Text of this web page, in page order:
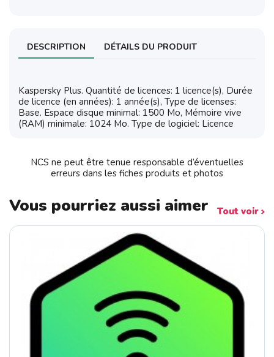
DESCRIPTION DÉTAILS DU PRODUIT
Kaspersky Plus. Quantité de licences: 1 licence(s), Durée
de licence (en années): 1 année(s), Type de licenses:
Base. Espace disque minimal: 1500 Mo, Mémoire vive
(RAM) minimale: 1024 Mo. Type de logiciel: Licence
NCS ne peut être tenue responsable d’éventuelles
erreurs dans les fiches produits et photos
Vous pourriez aussi aimer Tout voir